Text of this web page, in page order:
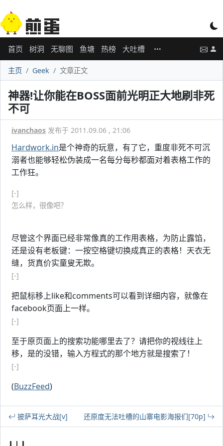
首页 树洞 无聊图 鱼塘 热榜 大吐槽
主页 Geek 文章正文
神器!让你能在BOSS面前光明正大地刷非死
不可
ivanchaos 发布于 2011.09.06 , 21:06
Hardwork.in是个神奇的玩意，有了它，重度非死不可沉
溺者也能够轻松伪装成一名每分每秒都面对着表格工作的
工作狂。
[-]
怎么样，很像吧？
尽管这个界面已经非常像真的工作用表格，为防止露馅，
还是设有老板键：一按空格键切换成真正的表格！天衣无
缝，货真价实童叟无欺。
[-]
把鼠标移上like和comments可以看到详细内容，就像在
facebook页面上一样。
[-]
至于原页面上的搜索功能哪里去了？请把你的视线往上
移，是的没错，输入方程式的那个地方就是搜索了！
[-]
(BuzzFeed)
披萨耳光大战[v] 还原度无法吐槽的山寨电影海报们[70p]